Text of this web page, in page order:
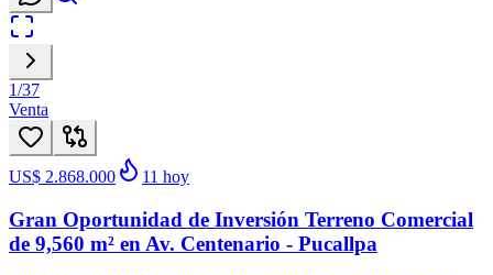
1/37
Venta
US$ 2.868.000 11 hoy
Gran Oportunidad de Inversión Terreno Comercial
de 9,560 m² en Av. Centenario - Pucallpa